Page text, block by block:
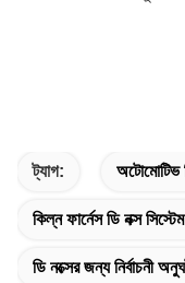
ট্যাগ: অটোমোটিভ
কিল্ন ফার্নেস ডি নক্স সিস্টেম
ডি নক্সের জন্য নির্বাচনী